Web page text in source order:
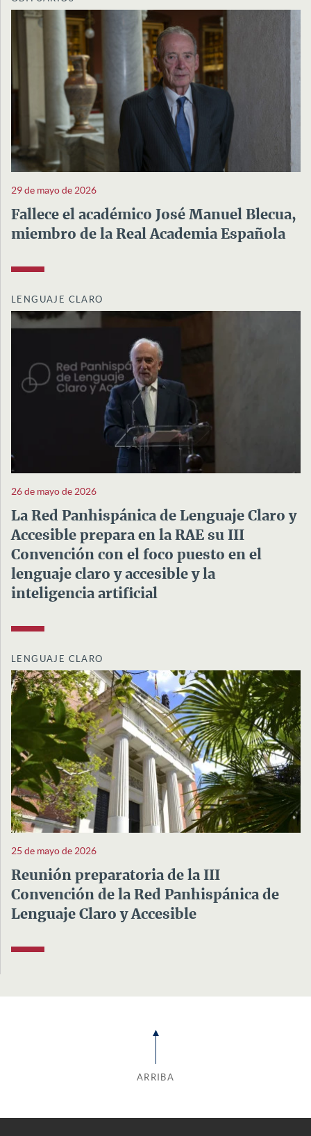
29 de mayo de 2026
Fallece el académico José Manuel Blecua,
miembro de la Real Academia Española
LENGUAJE CLARO
26 de mayo de 2026
La Red Panhispánica de Lenguaje Claro y
Accesible prepara en la RAE su III
Convención con el foco puesto en el
lenguaje claro y accesible y la
inteligencia artificial
LENGUAJE CLARO
25 de mayo de 2026
Reunión preparatoria de la III
Convención de la Red Panhispánica de
Lenguaje Claro y Accesible
ARRIBA